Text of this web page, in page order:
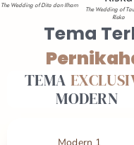
The Wedding of
Riska
The Wedding of Dita dan Ilham
Tema
TEMA
MODERN